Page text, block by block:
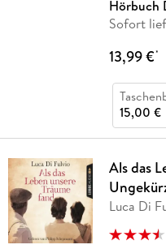
Hörbuch
Sofort
13,99 €*
15,00 €
Als das
Luca Di